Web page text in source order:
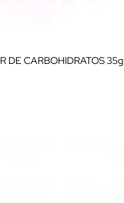
DE CARBOHIDRATOS 35g